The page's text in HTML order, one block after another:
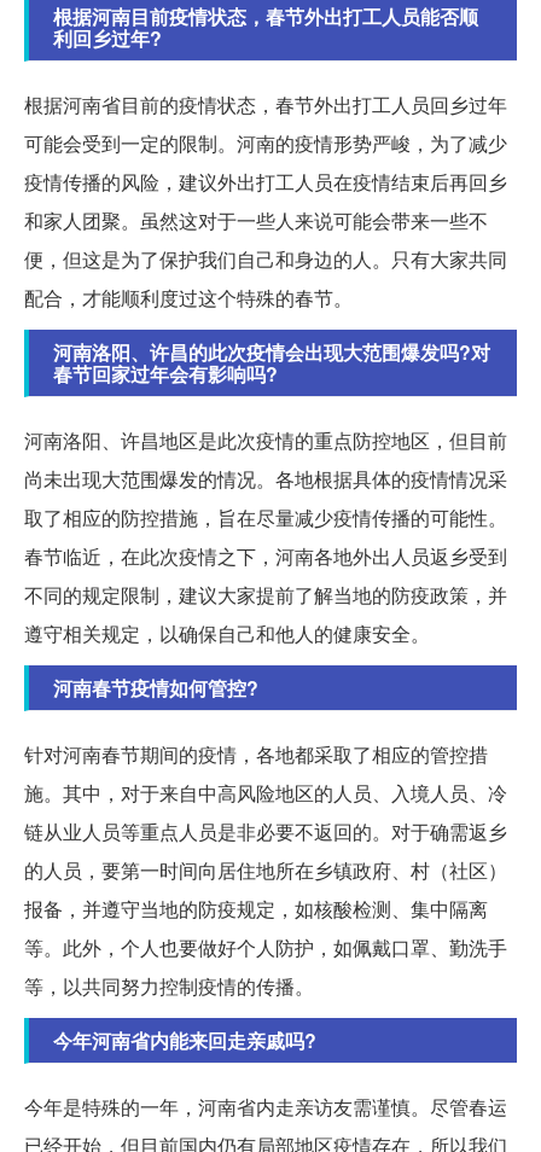
根据河南目前疫情状态，春节外出打工人员能否顺
利回乡过年?
根据河南省目前的疫情状态，春节外出打工人员回乡过年
可能会受到一定的限制。河南的疫情形势严峻，为了减少
疫情传播的风险，建议外出打工人员在疫情结束后再回乡
和家人团聚。虽然这对于一些人来说可能会带来一些不
便，但这是为了保护我们自己和身边的人。只有大家共同
配合，才能顺利度过这个特殊的春节。
河南洛阳、许昌的此次疫情会出现大范围爆发吗?对
春节回家过年会有影响吗?
河南洛阳、许昌地区是此次疫情的重点防控地区，但目前
尚未出现大范围爆发的情况。各地根据具体的疫情情况采
取了相应的防控措施，旨在尽量减少疫情传播的可能性。
春节临近，在此次疫情之下，河南各地外出人员返乡受到
不同的规定限制，建议大家提前了解当地的防疫政策，并
遵守相关规定，以确保自己和他人的健康安全。
河南春节疫情如何管控?
针对河南春节期间的疫情，各地都采取了相应的管控措
施。其中，对于来自中高风险地区的人员、入境人员、冷
链从业人员等重点人员是非必要不返回的。对于确需返乡
的人员，要第一时间向居住地所在乡镇政府、村（社区）
报备，并遵守当地的防疫规定，如核酸检测、集中隔离
等。此外，个人也要做好个人防护，如佩戴口罩、勤洗手
等，以共同努力控制疫情的传播。
今年河南省内能来回走亲戚吗?
今年是特殊的一年，河南省内走亲访友需谨慎。尽管春运
已经开始，但目前国内仍有局部地区疫情存在，所以我们